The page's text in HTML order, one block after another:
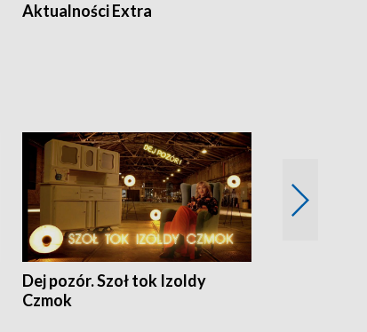
Aktualności Extra
Dej pozór. Szoł tok Izoldy
Czmok